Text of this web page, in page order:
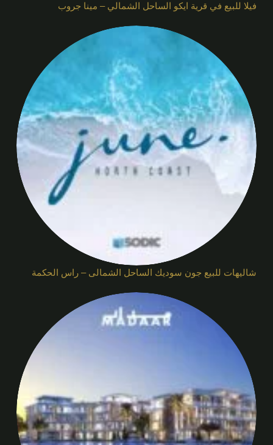
فيلا للبيع في قرية ايكو الساحل الشمالي – مينا جروب
شاليهات للبيع جون سوديك الساحل الشمالى – راس الحكمة